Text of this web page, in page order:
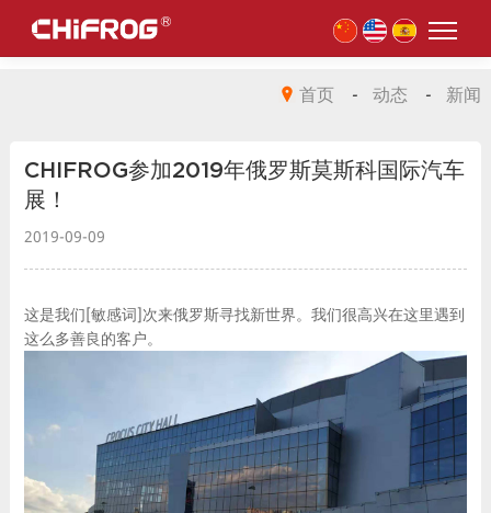
首页 - 动态 - 新闻
CHIFROG参加2019年俄罗斯莫斯科国际汽车
展！
2019-09-09
这是我们[敏感词]次来俄罗斯寻找新世界。我们很高兴在这里遇到
这么多善良的客户。